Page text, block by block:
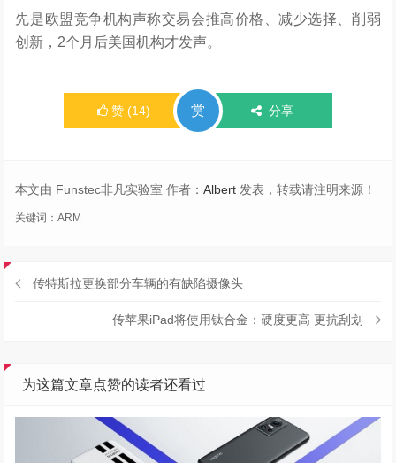
先是欧盟竞争机构声称交易会推高价格、减少选择、削弱
创新，2个月后美国机构才发声。
赞 (14) 赏 分享
本文由 Funstec非凡实验室 作者：Albert 发表，转载请注明来源！
关键词：ARM
传特斯拉更换部分车辆的有缺陷摄像头
传苹果iPad将使用钛合金：硬度更高 更抗刮划
为这篇文章点赞的读者还看过